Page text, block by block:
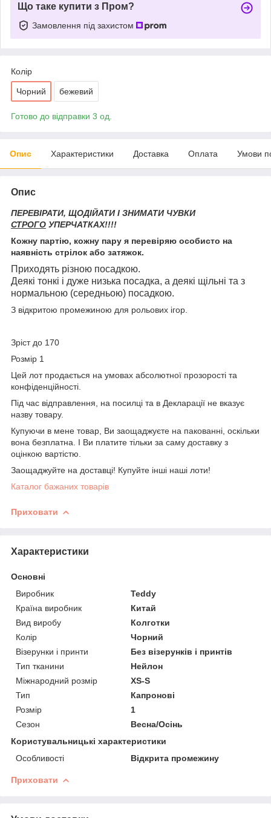
Що таке купити з Пром?
Замовлення під захистом
Колір
Чорний бежевий
Готово до відправки 3 од.
Опис Характеристики Доставка Оплата Умови
Опис
ПЕРЕВІРАТИ, ЩОДІЙАТИ І ЗНИМАТИ ЧУВКИ
СТРОГО УПЕРЧАТКАХ!!!!
Кожну партію, кожну пару я перевіряю особисто на
наявність стрілок або затяжок.
Приходять різною посадкою.
Деякі тонкі і дуже низька посадка, а деякі щільні та з
нормальною (середньою) посадкою.
З відкритою промежиною для рольових ігор.
Зріст до 170
Розмір 1
Цей лот продається на умовах абсолютної прозорості та
конфіденційності.
Під час відправлення, на посилці та в Декларації не вказує
назву товару.
Купуючи в мене товар, Ви заощаджуєте на пакованні, оскільки
вона безплатна. І Ви платите тільки за саму доставку з
оцінкою вартістю.
Заощаджуйте на доставці! Купуйте інші наші лоти!
Каталог бажаних товарів
Приховати
Характеристики
Основні
Виробник
Teddy
Країна виробник
Китай
Вид виробу
Колготки
Колір
Чорний
Візерунки і принти
Без візерунків і принтів
Тип тканини
Нейлон
Міжнародний розмір
XS-S
Тип
Капронові
Розмір
1
Сезон
Весна/Осінь
Користувальницькі характеристики
Особливості
Відкрита промежину
Приховати